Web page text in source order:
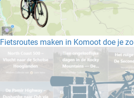
Fietsroutes maken in Komoot doe je zo